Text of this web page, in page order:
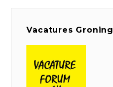
Vacatures